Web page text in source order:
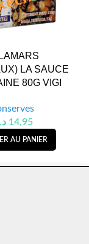
LA SAUCE
80G VIGI
14,95
AU PANIER